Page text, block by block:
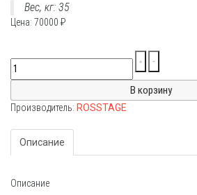
Вес, кг: 35
Цена: 70000 ₽
Производитель: ROSSTAGE
Описание
Описание